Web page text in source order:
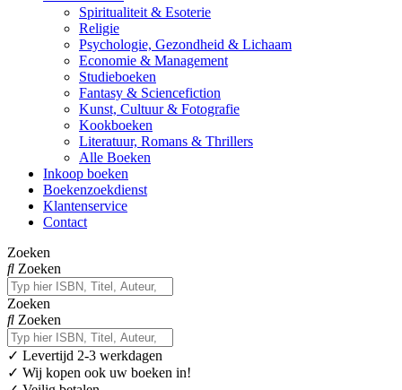
Spiritualiteit & Esoterie
Religie
Psychologie, Gezondheid & Lichaam
Economie & Management
Studieboeken
Fantasy & Sciencefiction
Kunst, Cultuur & Fotografie
Kookboeken
Literatuur, Romans & Thrillers
Alle Boeken
Inkoop boeken
Boekenzoekdienst
Klantenservice
Contact
Zoeken
Zoeken
Zoeken
Zoeken
✓ Levertijd 2-3 werkdagen
✓ Wij kopen ook uw boeken in!